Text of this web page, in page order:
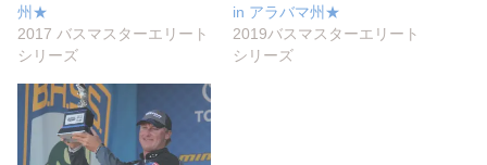
州★
2017 バスマスターエリート
シリーズ
in アラバマ州★
2019バスマスターエリート
シリーズ